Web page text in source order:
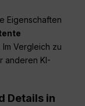
Eigenschaften
Vergleich zu
anderen KI-
Details in